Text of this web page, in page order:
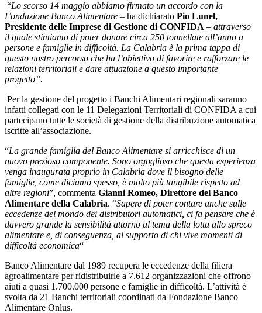
“Lo scorso 14 maggio abbiamo firmato un accordo con la
Fondazione Banco Alimentare – ha dichiarato Pio Lunel,
Presidente delle Imprese di Gestione di CONFIDA – attraverso
il quale stimiamo di poter donare circa 250 tonnellate all’anno a
persone e famiglie in difficoltà. La Calabria è la prima tappa di
questo nostro percorso che ha l’obiettivo di favorire e rafforzare le
relazioni territoriali e dare attuazione a questo importante
progetto”.
Per la gestione del progetto i Banchi Alimentari regionali saranno
infatti collegati con le 11 Delegazioni Territoriali di CONFIDA a cui
partecipano tutte le società di gestione della distribuzione automatica
iscritte all’associazione.
“La grande famiglia del Banco Alimentare si arricchisce di un
nuovo prezioso componente. Sono orgoglioso che questa esperienza
venga inaugurata proprio in Calabria dove il bisogno delle
famiglie, come diciamo spesso, è molto più tangibile rispetto ad
altre regioni”, commenta Gianni Romeo, Direttore del Banco
Alimentare della Calabria. “Sapere di poter contare anche sulle
eccedenze del mondo dei distributori automatici, ci fa pensare che è
davvero grande la sensibilità attorno al tema della lotta allo spreco
alimentare e, di conseguenza, al supporto di chi vive momenti di
difficoltà economica“
Banco Alimentare dal 1989 recupera le eccedenze della filiera
agroalimentare per ridistribuirle a 7.612 organizzazioni che offrono
aiuti a quasi 1.700.000 persone e famiglie in difficoltà. L’attività è
svolta da 21 Banchi territoriali coordinati da Fondazione Banco
Alimentare Onlus.